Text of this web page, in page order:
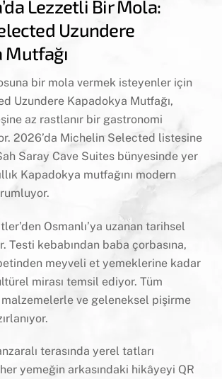
Lezzetli Bir Mola:
Uzundere
Mutfağı
bir mola vermek isteyenler için
Uzundere Kapadokya Mutfağı,
az rastlanır bir gastronomi
2026’da Michelin Selected listesine
Saray Cave Suites bünyesinde yer
Kapadokya mutfağını modern
Osmanlı’ya uzanan tarihsel
Testi kebabından baba çorbasına,
meyveli et yemeklerine kadar
mirası temsil ediyor. Tüm
ve geleneksel pişirme
terasında yerel tatları
yemeğin arkasındaki hikâyeyi QR